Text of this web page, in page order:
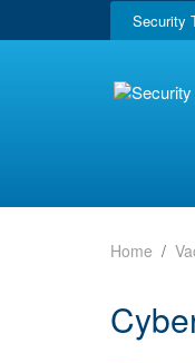
Security
Home